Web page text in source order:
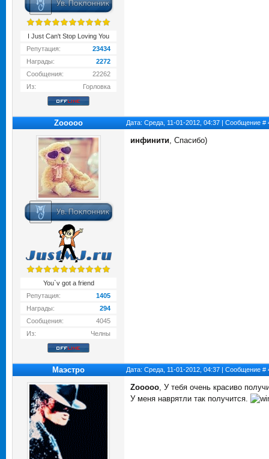
I Just Can't Stop Loving You
Репутация:
23434
Награды:
2272
Сообщения:
22262
Из:
Горловка
Zooooo Дата: Среда, 11-01-2012, 04:37 | Сообщение #
You`v got a friend
Репутация:
1405
Награды:
294
Сообщения:
4045
Из:
Челны
инфинити, Спасибо)
Маэстро Дата: Среда, 11-01-2012, 04:37 | Сообщение #
Zooooo, У тебя очень красиво
У меня наврятли так получится.